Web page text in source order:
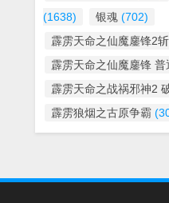
(1638)
银魂 (702)
霹雳天命之仙魔鏖锋2
霹雳天命之仙魔鏖锋 普
霹雳天命之战祸邪神2
霹雳狼烟之古原争霸